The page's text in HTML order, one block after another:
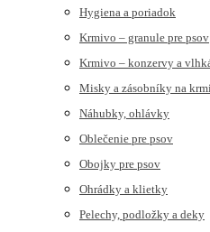
Hygiena a poriadok
Krmivo – granule pre psov
Krmivo – konzervy a
Misky a zásobníky na
Náhubky, ohlávky
Oblečenie pre psov
Obojky pre psov
Ohrádky a klietky
Pelechy, podložky a deky